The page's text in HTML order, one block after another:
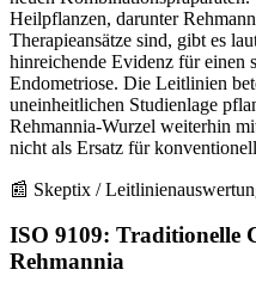
Heilpflanzen, darunter
Therapieansätze sind, gibt es
hinreichende Evidenz für einen
Endometriose. Die Leitlinien
uneinheitlichen Studienlage
Rehmannia-Wurzel weiterhin
nicht als Ersatz für
📰 Skeptix /
ISO 9109: Traditionelle
Rehmannia